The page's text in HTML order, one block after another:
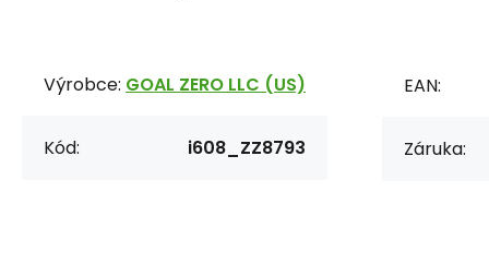
Výrobce: GOAL ZERO LLC (US)
Kód: i608_ZZ8793
EAN:
Záruka: